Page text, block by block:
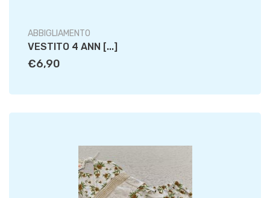
ABBIGLIAMENTO
VESTITO 4 ANN [...]
€6,90